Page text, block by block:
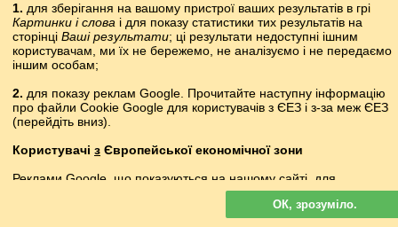
kalhotky
чеська
čeština
7102019
хьормат
чеченська
477 1311
1. для зберігання на вашому пристрої ваших результатів в грі
Картинки і слова і для показу статистики тих результатів на
сторінці Ваші результати; ці результати недоступні ішним
користувачам, ми їх не бережемо, не аналізуємо і не передаємо
іншим особам;
2. для показу реклам Google. Прочитайте наступну інформацію
про файли Cookie Google для користувачів з ЄЕЗ і з-за меж ЄЕЗ
(перейдіть вниз).
Користувачі з Європейської економічної зони
Реклами Google, що показуються на нашому сайті, для
персоналізуються. У такій рекламі файли
cookie не використовуються для персоналізації оголошень, але
служать для обмеження частоти показів, підготовки зведених
ОК, зрозуміло.